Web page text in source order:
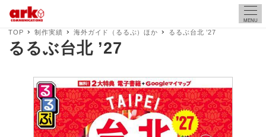
MENU
TOP 制作実績 海外ガイド（るるぶ）ほか るるぶ台北 ’27
るるぶ台北 ’27